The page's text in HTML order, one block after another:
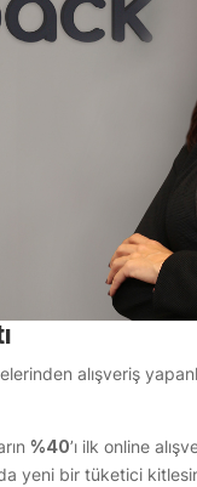
alışveriş
%40’ı ilk online
yeni bir tüketici